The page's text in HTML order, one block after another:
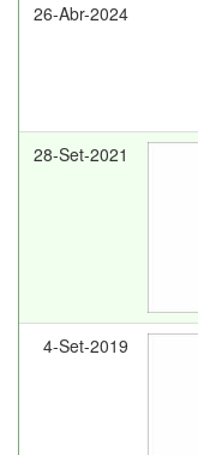
26-Abr-2024
28-Set-2021
4-Set-2019